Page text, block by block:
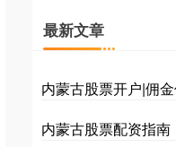
最新文章
内蒙古股票开户|佣
内蒙古股票配资指